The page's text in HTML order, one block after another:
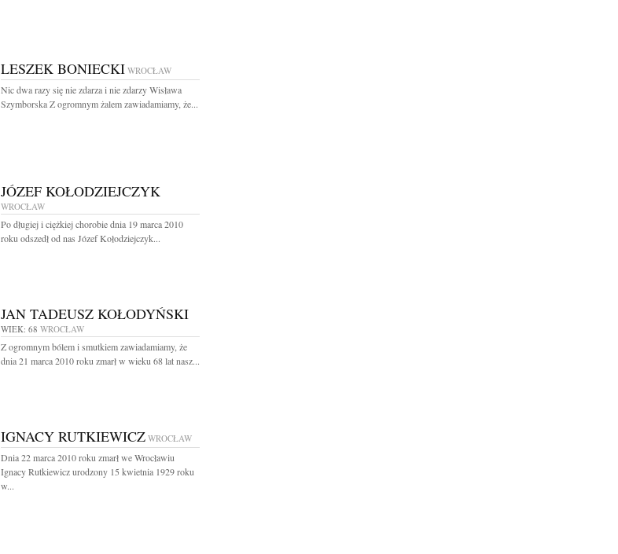
LESZEK BONIECKI WROCŁAW
Nic dwa razy się nie zdarza i nie zdarzy Wisława
Szymborska Z ogromnym żalem zawiadamiamy, że...
JÓZEF KOŁODZIEJCZYK
WROCŁAW
Po długiej i ciężkiej chorobie dnia 19 marca 2010
roku odszedł od nas Józef Kołodziejczyk...
JAN TADEUSZ KOŁODYŃSKI
WIEK: 68 WROCŁAW
Z ogromnym bólem i smutkiem zawiadamiamy, że
dnia 21 marca 2010 roku zmarł w wieku 68 lat nasz...
IGNACY RUTKIEWICZ WROCŁAW
Dnia 22 marca 2010 roku zmarł we Wrocławiu
Ignacy Rutkiewicz urodzony 15 kwietnia 1929 roku
w...